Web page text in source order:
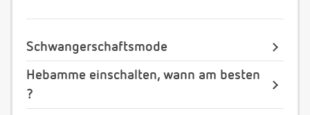
Schwangerschaftsmode
Hebamme einschalten, wann am besten
?